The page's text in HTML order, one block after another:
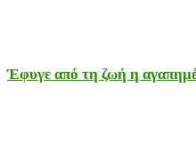
Έφυγε από τη ζωή η